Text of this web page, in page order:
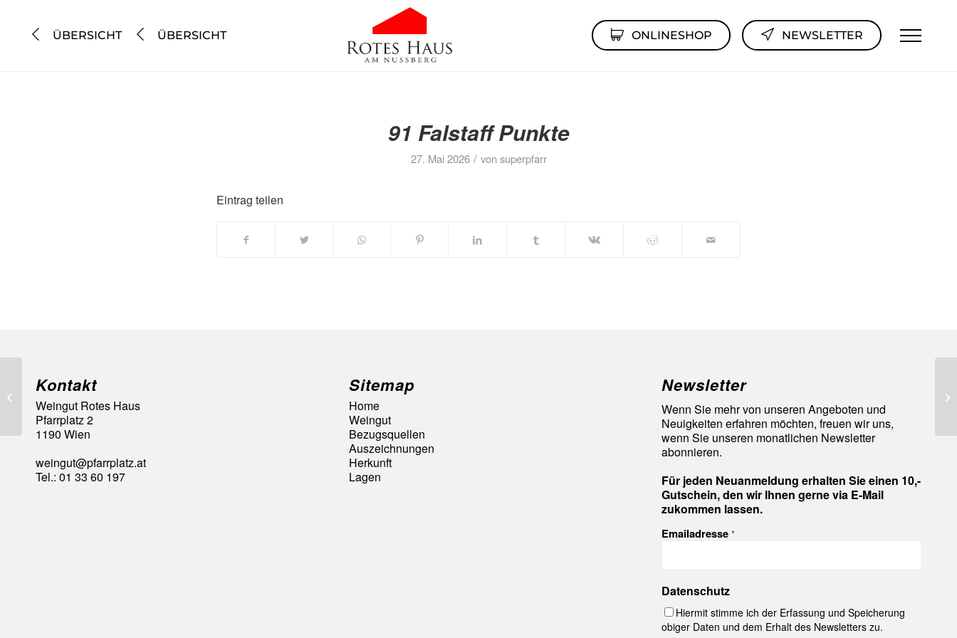
ÜBERSICHT ÜBERSICHT ONLINESHOP NEWSLETTER
91 Falstaff Punkte
27. Mai 2026 / vonsuperpfarr
Eintrag teilen
Kontakt
Weingut Rotes Haus
Pfarrplatz 2
1190 Wien
weingut@pfarrplatz.at
Tel.: 01 33 60 197
Sitemap
Home
Weingut
Bezugsquellen
Auszeichnungen
Herkunft
Lagen
Newsletter
Wenn Sie mehr von unseren Angeboten und
Neuigkeiten erfahren möchten, freuen wir uns,
wenn Sie unseren monatlichen Newsletter
abonnieren.
Für jeden Neuanmeldung erhalten Sie einen 10,-
Gutschein, den wir Ihnen gerne via E-Mail
zukommen lassen.
Emailadresse*
Datenschutz
Hiermit stimme ich der Erfassung und Speicherung
obiger Daten und dem Erhalt des Newsletters zu.